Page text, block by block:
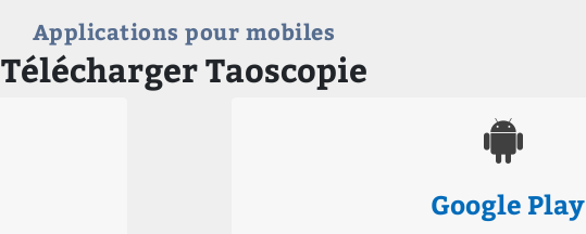
Applications pour mobiles
Télécharger Taoscopie
Google Play